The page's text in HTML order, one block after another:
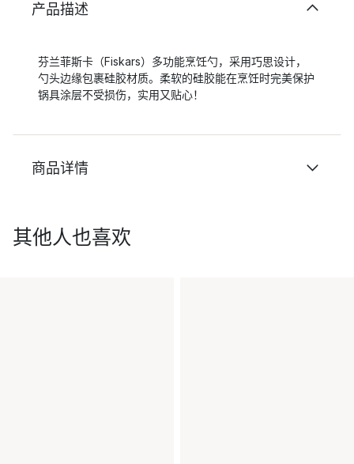
产品描述
芬兰菲斯卡（Fiskars）多功能烹饪勺，采用巧思设计，
勺头边缘包裹硅胶材质。柔软的硅胶能在烹饪时完美保护
锅具涂层不受损伤，实用又贴心！
商品详情
其他人也喜欢